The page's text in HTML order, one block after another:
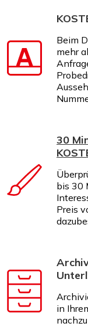
Beim
mehr
30
bis 30
Preis
in